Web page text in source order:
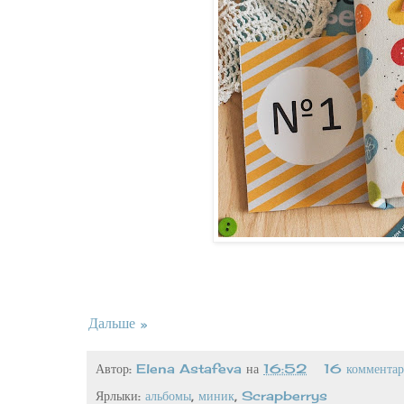
Дальше »
Автор: Elena Astafeva на 16:52
16
Ярлыки: альбомы, миник, Scrapberrys